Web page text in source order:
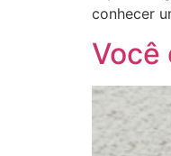
conhecer
Você